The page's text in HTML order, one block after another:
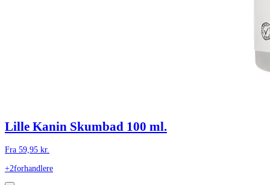
Lille Kanin Skumbad 100 ml.
Fra 59,95 kr.
+2forhandlere